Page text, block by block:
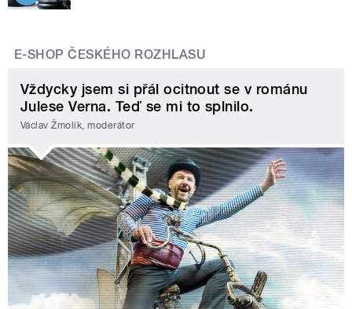
E-SHOP ČESKÉHO ROZHLASU
Vždycky jsem si přál ocitnout se v románu
Julese Verna. Teď se mi to splnilo.
Václav Žmolík, moderátor